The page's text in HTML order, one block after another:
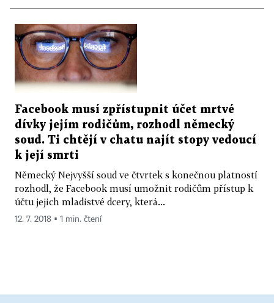
Facebook musí zpřístupnit účet mrtvé
dívky jejím rodičům, rozhodl německý
soud. Ti chtějí v chatu najít stopy vedoucí
k její smrti
Německý Nejvyšší soud ve čtvrtek s konečnou platností
rozhodl, že Facebook musí umožnit rodičům přístup k
účtu jejich mladistvé dcery, která...
12. 7. 2018 ▪ 1 min. čtení